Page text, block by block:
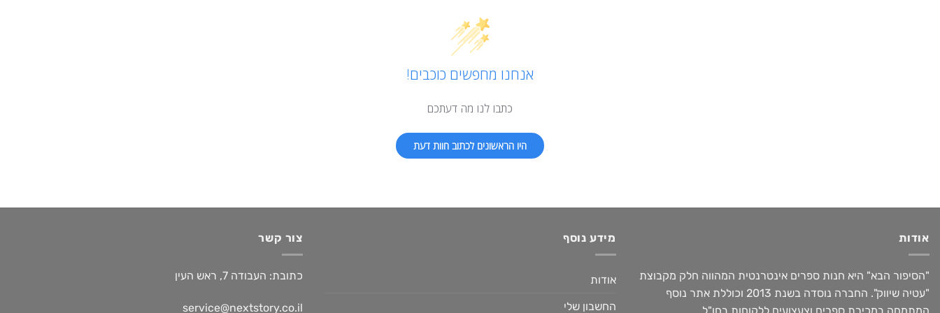
אנחנו מחפשים כוכבים!
כתבו לנו מה דעתכם
היו הראשונים לכתוב חוות דעת
אודות
"הסיפור הבא" היא חנות ספרים אינטרנטית המהווה חלק מקבוצת
"עטיה שיווק". החברה נוסדה בשנת 2013 וכוללת אתר נוסף
מידע נוסף
אודות
החשבון שלי
צור קשר
כתובת: העבודה 7, ראש העין
service@nextstory.co.il